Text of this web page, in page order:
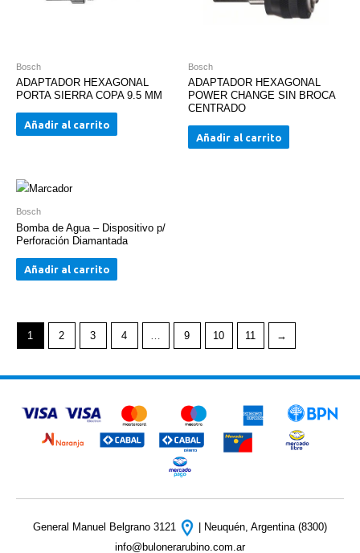
Bosch
ADAPTADOR HEXAGONAL
PORTA SIERRA COPA 9.5 MM
Añadir al carrito
Bosch
ADAPTADOR HEXAGONAL
POWER CHANGE SIN BROCA
CENTRADO
Añadir al carrito
Bosch
Bomba de Agua – Dispositivo p/
Perforación Diamantada
Añadir al carrito
1 2 3 4 9 10 11 →
General Manuel Belgrano 3121
| Neuquén, Argentina (8300)
info@bulonerarubino.com.ar